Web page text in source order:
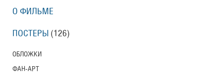
О ФИЛЬМЕ
ПОСТЕРЫ (126)
ОБЛОЖКИ
ФАН-АРТ